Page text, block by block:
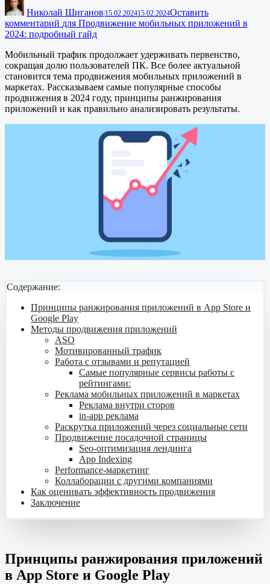
Николай Шиганов|15.02.202415.02.2024Оставить
комментарий для Продвижение мобильных приложений в
2024: подробный гайд
Мобильный трафик продолжает удерживать первенство,
сокращая долю пользователей ПК. Все более актуальной
становится тема продвижения мобильных приложений в
маркетах. Рассказываем самые популярные способы
продвижения в 2024 году, принципы ранжирования
приложений и как правильно анализировать результаты.
Содержание:
Принципы ранжирования приложений в App Store и
Google Play
Методы продвижения приложений
ASO
Мотивированный трафик
Работа с отзывами и репутацией
Самые популярные сервисы работы с
рейтингами:
Реклама мобильных приложений в маркетах
Реклама внутри сторов
in-app реклама
Раскрутка приложений через социальные сети
Продвижение посадочной страницы
Seo-оптимизация лендинга
App Indexing
Performance-маркетинг
Коллаборации с другими компаниями
Как оценивать эффективность продвижения
Заключение
Принципы ранжирования приложений
в App Store и Google Play